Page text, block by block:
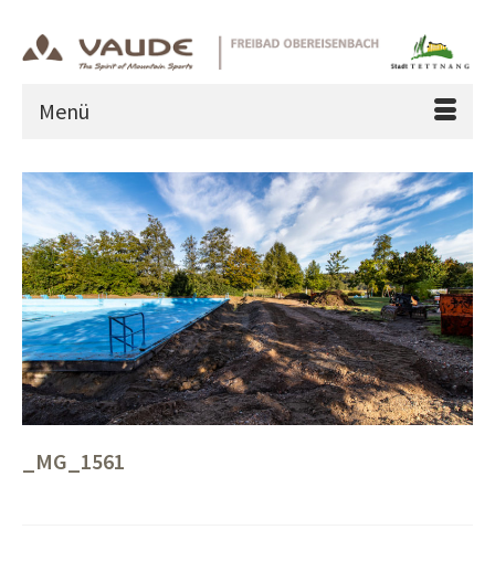
Menü
_MG_1561